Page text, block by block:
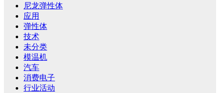
尼龙弹性体
应用
弹性体
技术
未分类
模温机
汽车
消费电子
行业活动